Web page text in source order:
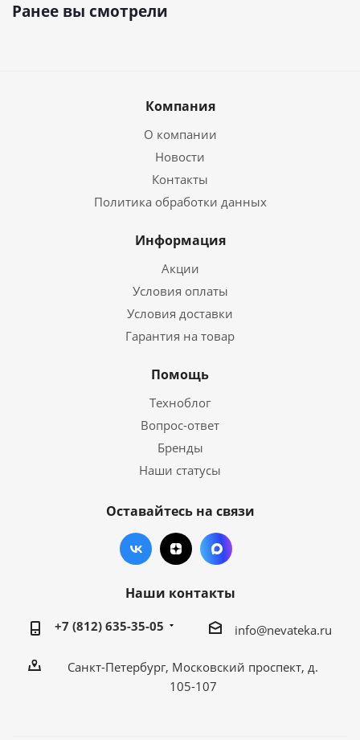
Ранее вы смотрели
Компания
О компании
Новости
Контакты
Политика обработки данных
Информация
Акции
Условия оплаты
Условия доставки
Гарантия на товар
Помощь
Техноблог
Вопрос-ответ
Бренды
Наши статусы
Оставайтесь на связи
Наши контакты
+7 (812) 635-35-05 info@nevateka.ru
Санкт-Петербург, Московский проспект, д.
105-107